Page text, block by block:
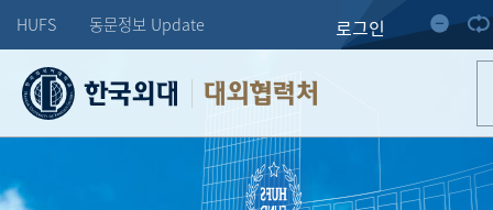
HUFS 동문정보 Update 로그인
대외협력처